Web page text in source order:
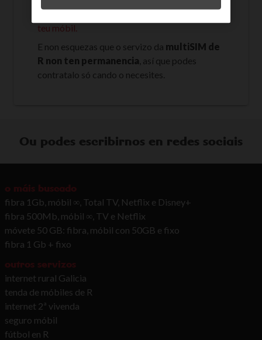
Consulta aquí os consellos en caso de roubo do
teu móbil.
E non esquezas que o servizo da multiSIM de
R non ten permanencia , así que podes
contratalo só cando o necesites.
Ou podes escribirnos en redes sociais
o máis buscado
fibra 1Gb, móbil ∞, Total TV, Netflix e Disney+
fibra 500Mb, móbil ∞, TV e Netflix
móvete 50 GB: fibra, móbil con 50GB e fixo
fibra 1 Gb + fixo
outros servizos
internet rural Galicia
tenda de móbiles de R
internet 2ª vivenda
seguro móbil
fútbol en R